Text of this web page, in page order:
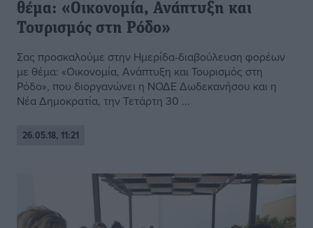
θέμα: «Οικονομία, Ανάπτυξη και
Τουρισμός στη Ρόδο»
Σας προσκαλούμε στην Ημερίδα-διαβούλευση φορέων
με θέμα: «Οικονομία, Ανάπτυξη και Τουρισμός στη
Ρόδο», που διοργανώνει η ΝΟΔΕ Δωδεκανήσου και η
Νέα Δημοκρατία, την Τετάρτη 30 ...
26.05.18, 11:21